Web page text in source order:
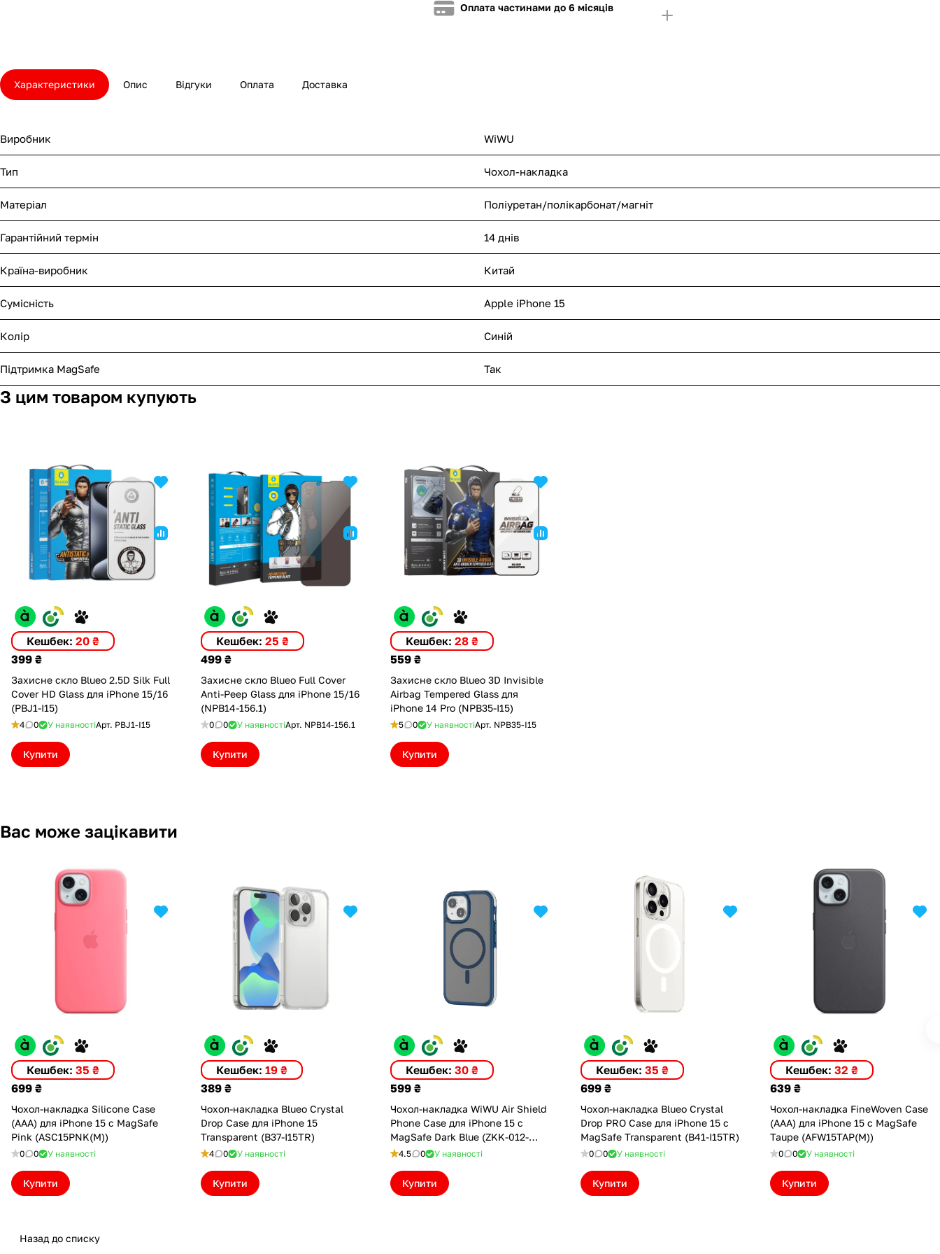
Оплата частинами до 6 місяців
Характеристики Опис Відгуки Оплата Доставка
Виробник WiWU
Тип Чохол-накладка
Матеріал Поліуретан/полікарбонат/магніт
Гарантійний термін 14 днів
Країна-виробник Китай
Сумісність Apple iPhone 15
Колір Синій
Підтримка MagSafe Так
З цим товаром купують
Кешбек: 20 ₴
399 ₴
Захисне скло Blueo 2.5D Silk Full
Cover HD Glass для iPhone 15/16
(PBJ1-I15)
4 0 У наявностіАрт. PBJ1-I15
Купити
Кешбек:25 ₴
499 ₴
Захисне скло Blueo Full Cover
Anti-Peep Glass для iPhone 15/16
(NPB14-156.1)
0 0 У наявностіАрт. NPB14-156.1
Купити
Кешбек:28 ₴
559 ₴
Захисне скло Blueo 3D Invisible
Airbag Tempered Glass для
iPhone 14 Pro (NPB35-I15)
5 0 У наявностіАрт. NPB35-I15
Купити
Вас може зацікавити
Кешбек: 35 ₴
699 ₴
Чохол-накладка Silicone Case
(AAA) для iPhone 15 с MagSafe
Pink (ASC15PNK(M))
0 0 У наявності
Купити
Кешбек:19 ₴
389 ₴
Чохол-накладка Blueo Crystal
Drop Case для iPhone 15
Transparent (B37-I15TR)
4 0 У наявності
Купити
Кешбек:30 ₴
599 ₴
Чохол-накладка WiWU Air Shield
Phone Case для iPhone 15 с
MagSafe Dark Blue (ZKK-012-
I15BL)
4.5 0 У наявності
Купити
Кешбек: 35 ₴
699 ₴
Чохол-накладка Blueo Crystal
Drop PRO Case для iPhone 15 с
MagSafe Transparent (B41-I15TR)
0 0 У наявності
Купити
Кешбек: 32 ₴
639 ₴
Чохол-накладка FineWoven Case
(AAA) для iPhone 15 с MagSafe
Taupe (AFW15TAP(M))
0 0 У наявності
Купити
Назад до списку